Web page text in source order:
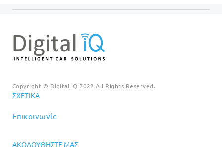
Copyright © Digital iQ 2022 All Rights Reserved.
ΣΧΕΤΙΚΆ
Επικοινωνία
ΑΚΟΛΟΥΘΉΣΤΕ ΜΑΣ